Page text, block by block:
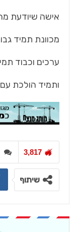
אישה שיודעת
מכוונת תמיד
ערכים וכבוד
ותמיד הולכת
3,817
שיתוף